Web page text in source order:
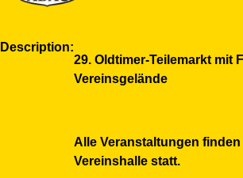
Description
29. Oldtimer-Teilemarkt mit
Vereinsgelände
Alle Veranstaltungen
Vereinshalle statt.